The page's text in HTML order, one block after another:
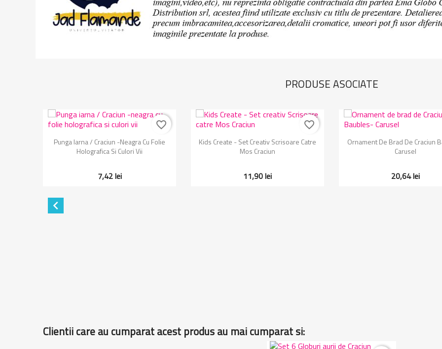
PRODUSE ASOCIATE

Vizualizare rapida
Punga Iarna / Craciun -neagra Cu Folie
Holografica Si Culori Vii
7,42 lei
favorite_border
 Vizualizare rapida
Kids Create - Set Creativ Scrisoare Catre
Mos Craciun
11,90 lei
favorite_border
Vizualizare rapida
Ornament De Brad De Craciun
Carusel
20,64 lei
Clientii care au cumparat acest produs au mai cumparat si: